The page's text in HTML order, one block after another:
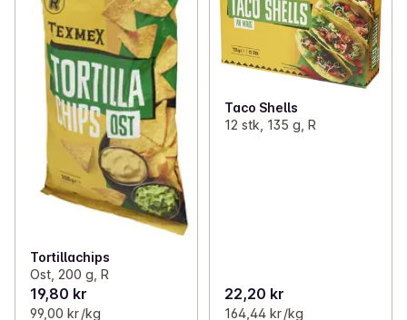
Tortillachips
Ost, 200 g, R
19,80 kr
99,00 kr /kg
Taco Shells
12 stk, 135 g, R
22,20 kr
164,44 kr /kg